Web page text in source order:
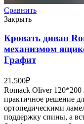
Сравнить
Закрыть
Кровать диван
механизмом
Графит
21,500₽
Romack Oliver
практичное решение
ортопедическими
поддержку спины, а